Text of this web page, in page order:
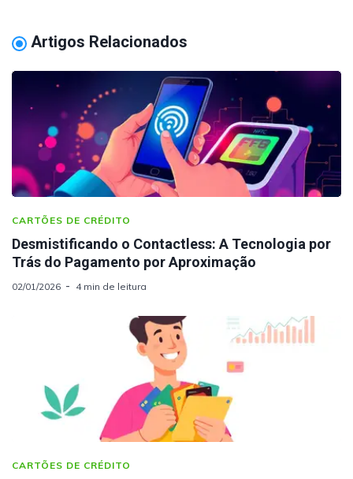
Artigos Relacionados
CARTÕES DE CRÉDITO
Desmistificando o Contactless: A Tecnologia por
Trás do Pagamento por Aproximação
02/01/2026 4 min de leitura
CARTÕES DE CRÉDITO